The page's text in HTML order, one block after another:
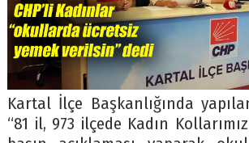
Kartal İlçe Başkanlığında
“81 il, 973 ilçede Kadın